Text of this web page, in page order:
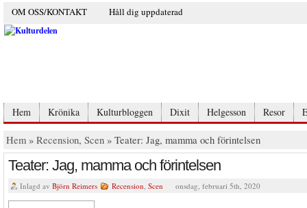
OM OSS/KONTAKT Håll dig uppdaterad
Hem Krönika Kulturbloggen Dixit Helgesson Resor
Hem » Recension, Scen » Teater: Jag, mamma och förintelsen
Teater: Jag, mamma och förintelsen
Inlagd av Björn Reimers Recension, Scen onsdag, februari 5th, 2020